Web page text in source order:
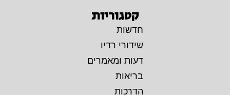
קטגוריות
חדשות
שידורי רדיו
דעות ומאמרים
בריאות
הדרכות